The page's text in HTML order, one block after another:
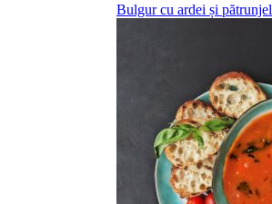
Bulgur cu ardei și pătrunjel